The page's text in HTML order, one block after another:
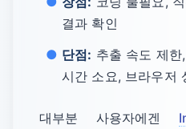
결과 확인
단점: 추출 속도 제
시간 소요, 브라우저
대부분 사용자에겐